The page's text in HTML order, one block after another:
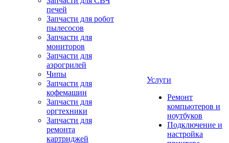
печей
Запчасти для робот
пылесосов
Запчасти для
мониторов
Запчасти для
аэрогрилей
Чипы
Запчасти для
кофемашин
Запчасти для
оргтехники
Запчасти для
ремонта
картриджей
Услуги
Ремонт
компьютеров и
ноутбуков
Подключение и
настройка